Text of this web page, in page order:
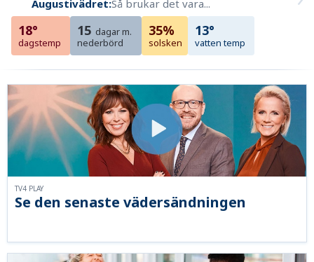
Augustivädret:Så brukar det vara...
18°
dagstemp
15 dagar m.
nederbörd
35%
solsken
13°
vatten temp
Se den senaste vädersändningen
TV4 PLAY